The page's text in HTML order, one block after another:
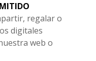
regalar o
digitales
web o